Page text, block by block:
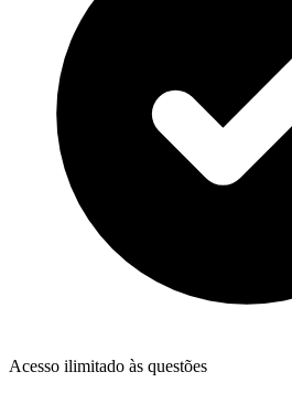
Acesso ilimitado às questões